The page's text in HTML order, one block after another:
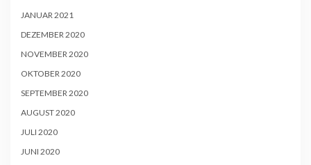
JANUAR 2021
DEZEMBER 2020
NOVEMBER 2020
OKTOBER 2020
SEPTEMBER 2020
AUGUST 2020
JULI 2020
JUNI 2020